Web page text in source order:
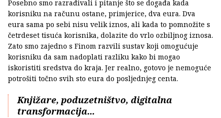
Posebno smo razrađivali i pitanje što se događa kada
korisniku na računu ostane, primjerice, dva eura. Dva
eura sama po sebi nisu velik iznos, ali kada to pomnožite s
četrdeset tisuća korisnika, dolazite do vrlo ozbiljnog iznosa.
Zato smo zajedno s Finom razvili sustav koji omogućuje
korisniku da sam nadoplati razliku kako bi mogao
iskoristiti sredstva do kraja. Jer realno, gotovo je nemoguće
potrošiti točno svih sto eura do posljednjeg centa.
Knjižare, poduzetništvo, digitalna
transformacija...